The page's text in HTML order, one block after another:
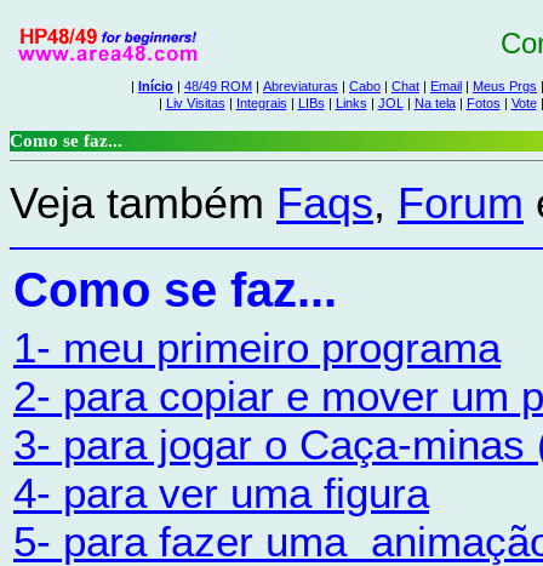
| Início | 48/49 ROM | Abreviaturas | Cabo | Chat | Email | Meus Prgs
| Liv Visitas | Integrais | LIBs | Links | JOL | Na tela| Fotos | Vote
Como se faz...
Veja também Faqs, Forum
Como se faz...
1- meu primeiro programa
2- para copiar e mover um
3- para jogar o Caça-minas
4- para ver uma figura
5- para fazer uma